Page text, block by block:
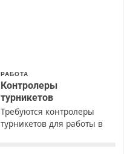
РАБОТА
Контролеры
турникетов
Требуются контролеры
турникетов для работы в